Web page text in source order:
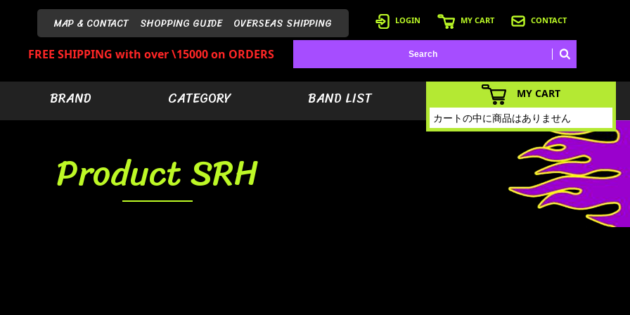
MAP & CONTACT SHOPPING GUIDE OVERSEAS SHIPPING LOGIN MY CART CONTACT
FREE SHIPPING with over \15000 on ORDERS
BRAND CATEGORY BAND LIST
Product SRH
MY CART
カートの中に商品はありません